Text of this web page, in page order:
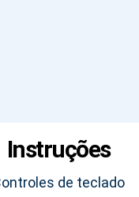
Instruções
de teclado